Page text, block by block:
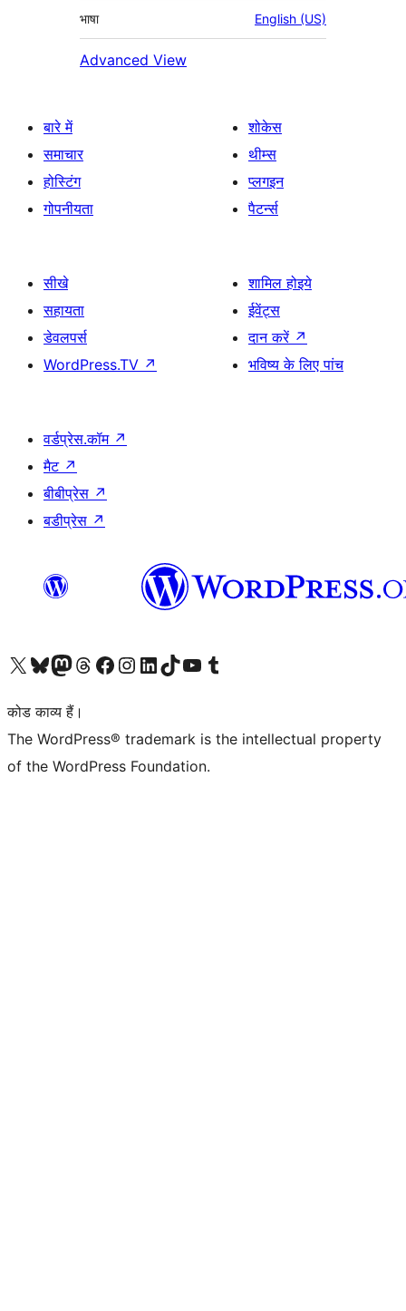
भाषा English (US)
Advanced View
बारे में
समाचार
होस्टिंग
गोपनीयता
शोकेस
थीम्स
प्लगइन
पैटर्न्स
सीखे
सहायता
डेवलपर्स
WordPress.TV ↗
शामिल होइये
ईवेंट्स
दान करें ↗
भविष्य के लिए पांच
वर्डप्रेस.कॉम ↗
मैट ↗
बीबीप्रेस ↗
बडीप्रेस ↗
Visit our X (formerly Twitter) account
हमारे बलुस्की खाते पर जाएँVisit our Mastodon account
हमारे थ्रेड्स अकाउंट पर जाएंहमारे फेसबुक पेज पर जाएँहमारे इंस्टाग्राम अकाउंट पर जाएंहमारे लिंक्डइन खाते पर जाएँहमारे टिकटॉक खाते पर जाएँहमारे यूट्यूब चैनल पर जाएंहमारे Tumblr खाते पर जाएँ
कोड काव्य हैं।
The WordPress® trademark is the intellectual property
of the WordPress Foundation.